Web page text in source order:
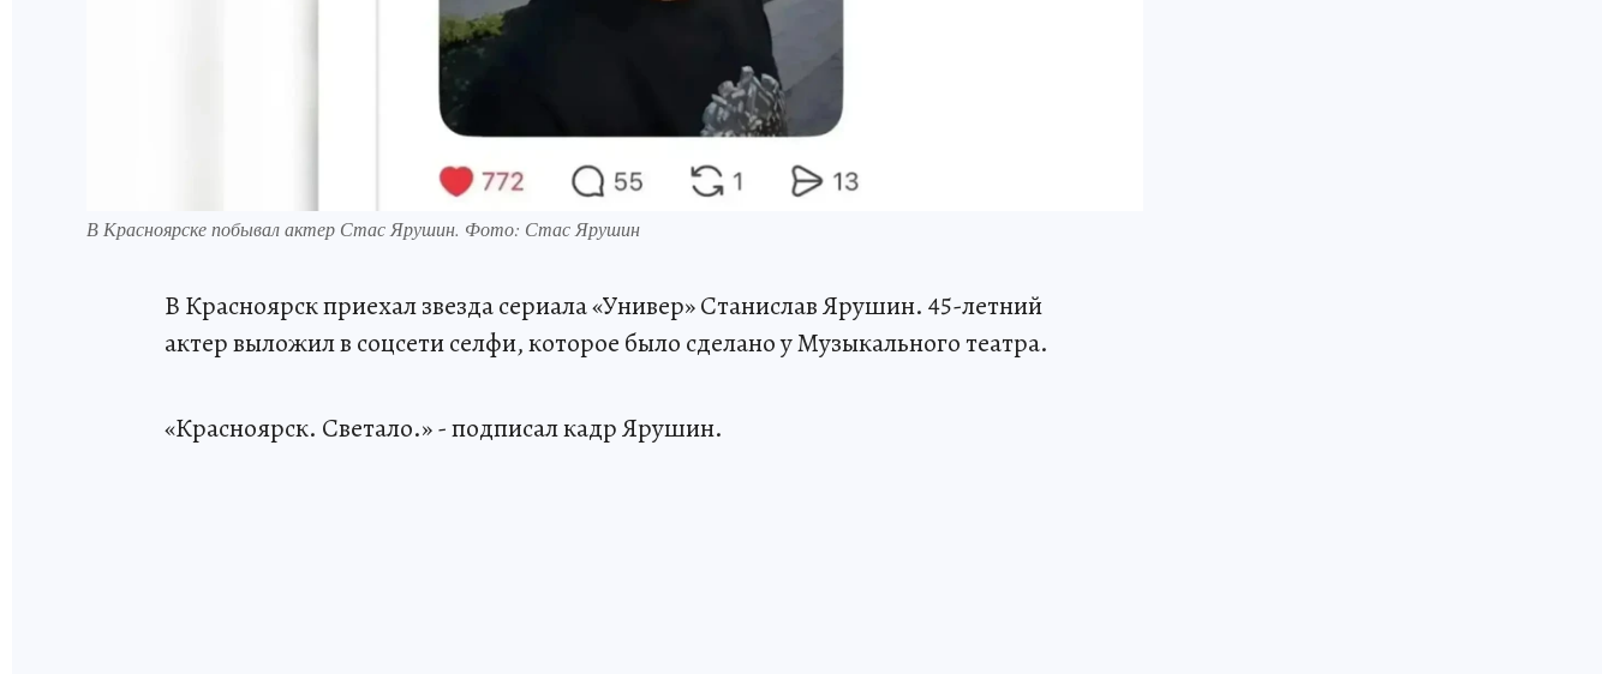
В Красноярске побывал актер Стас Ярушин. Фото: Стас Ярушин
В Красноярск приехал звезда сериала «Универ» Станислав Ярушин. 45-летний
актер выложил в соцсети селфи, которое было сделано у Музыкального театра.
«Красноярск. Светало.» - подписал кадр Ярушин.